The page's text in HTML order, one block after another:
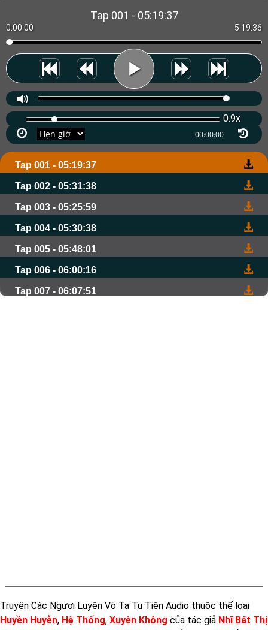
Tap 001 - 05:19:37
0:00:00 5:19:36
0.9x
Tap 001 - 05:19:37
Tap 002 - 05:31:38
Tap 003 - 05:25:59
Tap 004 - 05:30:38
Tap 005 - 05:48:01
Tap 006 - 06:00:16
Tap 007 - 06:07:51
Truyện Các Ngươi Luyện Võ Ta Tu Tiên Audio thuộc thể loại
Huyền Huyễn, Hệ Thống, Xuyên Không của tác giả Nhĩ Bất Thị